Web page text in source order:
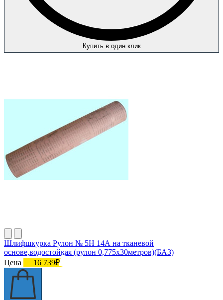
Купить в один клик
Шлифшкурка Рулон № 5Н 14А на тканевой
основе,водостойкая (рулон 0,775х30метров)(БАЗ)
Цена
16 739₽